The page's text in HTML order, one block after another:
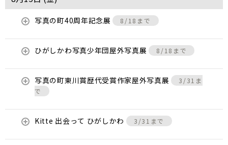
写真の町40周年記念展 8/18まで
ひがしかわ写真少年団屋外写真展 8/18まで
写真の町東川賞歴代受賞作家屋外写真展
3/31ま
で
Kitte 出会って ひがしかわ 3/31まで